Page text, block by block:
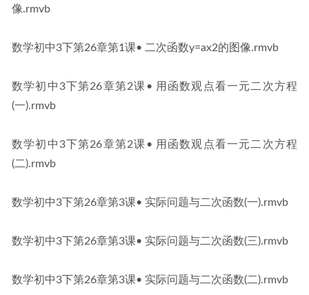
像.rmvb
数学初中3下第26章第1课• 二次函数y=ax2的图像.rmvb
数学初中3下第26章第2课• 用函数观点看一元二次方程
(一).rmvb
数学初中3下第26章第2课• 用函数观点看一元二次方程
(二).rmvb
数学初中3下第26章第3课• 实际问题与二次函数(一).rmvb
数学初中3下第26章第3课• 实际问题与二次函数(三).rmvb
数学初中3下第26章第3课• 实际问题与二次函数(二).rmvb